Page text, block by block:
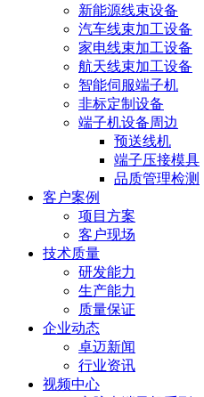
新能源线束设备
汽车线束加工设备
家电线束加工设备
航天线束加工设备
智能伺服端子机
非标定制设备
端子机设备周边
预送线机
端子压接模具
品质管理检测
客户案例
项目方案
客户现场
技术质量
研发能力
生产能力
质量保证
企业动态
卓迈新闻
行业资讯
视频中心